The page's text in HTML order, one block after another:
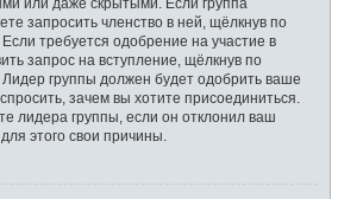
запросить членство в ней, щёлкнув по
требуется одобрение на участие в
запрос на вступление, щёлкнув по
группы должен будет одобрить ваше
зачем вы хотите присоединиться.
лидера группы, если он отклонил ваш
этого свои причины.